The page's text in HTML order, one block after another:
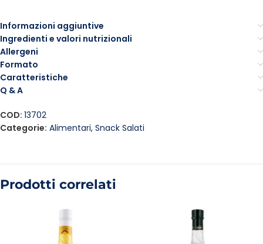
Informazioni aggiuntive
Ingredienti e valori nutrizionali
Allergeni
Formato
Caratteristiche
Q & A
COD: 13702
Categorie: Alimentari, Snack Salati
Prodotti correlati